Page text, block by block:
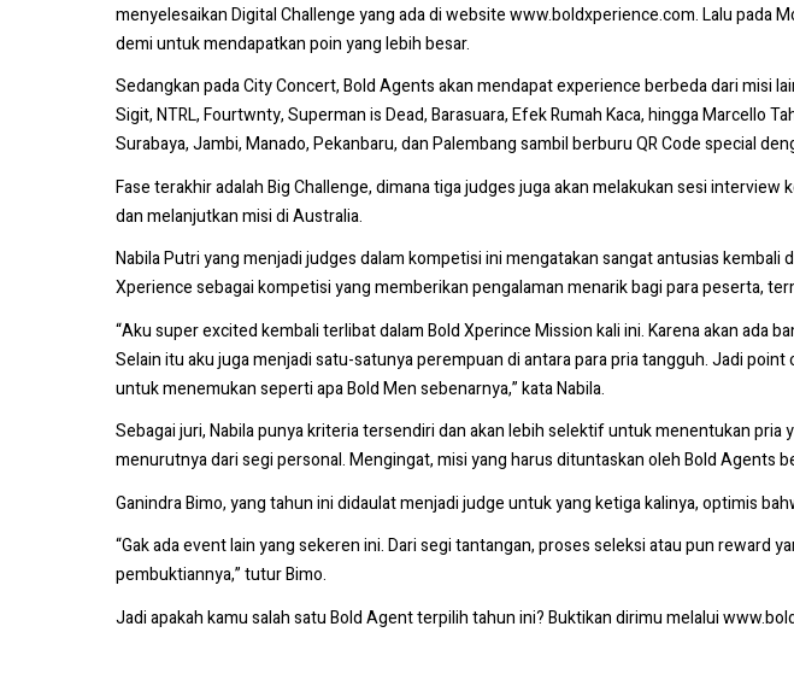
menyelesaikan Digital Challenge yang ada di website www.boldxperience.com. Lalu pada
demi untuk mendapatkan poin yang lebih besar.
Sedangkan pada City Concert, Bold Agents akan mendapat experience berbeda dari misi
Sigit, NTRL, Fourtwnty, Superman is Dead, Barasuara, Efek Rumah Kaca, hingga Marcello
Surabaya, Jambi, Manado, Pekanbaru, dan Palembang sambil berburu QR Code special
Fase terakhir adalah Big Challenge, dimana tiga judges juga akan melakukan sesi
dan melanjutkan misi di Australia.
Nabila Putri yang menjadi judges dalam kompetisi ini mengatakan sangat antusias
Xperience sebagai kompetisi yang memberikan pengalaman menarik bagi para peserta,
“Aku super excited kembali terlibat dalam Bold Xperince Mission kali ini. Karena akan ada
Selain itu aku juga menjadi satu-satunya perempuan di antara para pria tangguh. Jadi
untuk menemukan seperti apa Bold Men sebenarnya,” kata Nabila.
Sebagai juri, Nabila punya kriteria tersendiri dan akan lebih selektif untuk menentukan
menurutnya dari segi personal. Mengingat, misi yang harus dituntaskan oleh Bold Agents
Ganindra Bimo, yang tahun ini didaulat menjadi judge untuk yang ketiga kalinya, optimis
“Gak ada event lain yang sekeren ini. Dari segi tantangan, proses seleksi atau pun reward
pembuktiannya,” tutur Bimo.
Jadi apakah kamu salah satu Bold Agent terpilih tahun ini? Buktikan dirimu melalui